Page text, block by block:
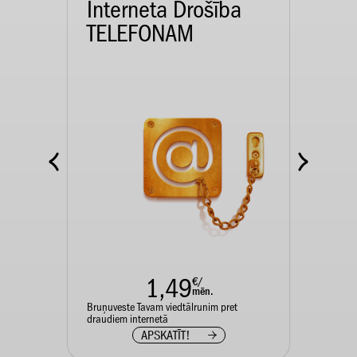
Interneta Drošība
TELEFONAM
1,49€/
mēn.
Bruņuveste Tavam viedtālrunim pret
draudiem internetā
APSKATĪT!